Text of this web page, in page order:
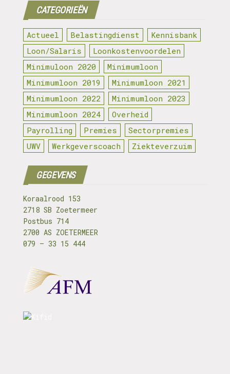
CATEGORIEËN
Actueel Belastingdienst
Kennisbank
Loon/Salaris
Loonkostenvoordelen
Minimuloon 2020
Minimumloon
Minimumloon 2019
Minimumloon 2021
Minimumloon 2022
Minimumloon 2023
Minimumloon 2024
Overheid
Payrolling
Premies
Sectorpremies
UWV
Werkgeverscoach Ziekteverzuim
GEGEVENS
Koraalrood 153
2718 SB Zoetermeer
Postbus 714
2700 AS ZOETERMEER
079 – 33 15 444